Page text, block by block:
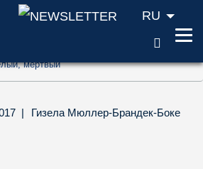
(ключ доступа
(ключ доступа '2')
(ключ доступа '3')
RU
мертвый
| Гизела Мюллер-Брандек-Боке